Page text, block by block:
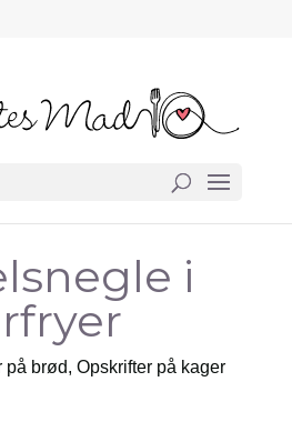
i
på brød, Opskrifter på kager